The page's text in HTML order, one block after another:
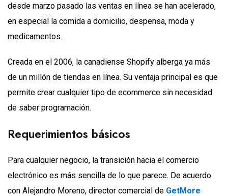
desde marzo pasado las ventas en línea se han acelerado,
en especial la comida a domicilio, despensa, moda y
medicamentos.
Creada en el 2006, la canadiense Shopify alberga ya más
de un millón de tiendas en línea. Su ventaja principal es que
permite crear cualquier tipo de ecommerce sin necesidad
de saber programación.
Requerimientos básicos
Para cualquier negocio, la transición hacia el comercio
electrónico es más sencilla de lo que parece. De acuerdo
con Alejandro Moreno, director comercial de GetMore